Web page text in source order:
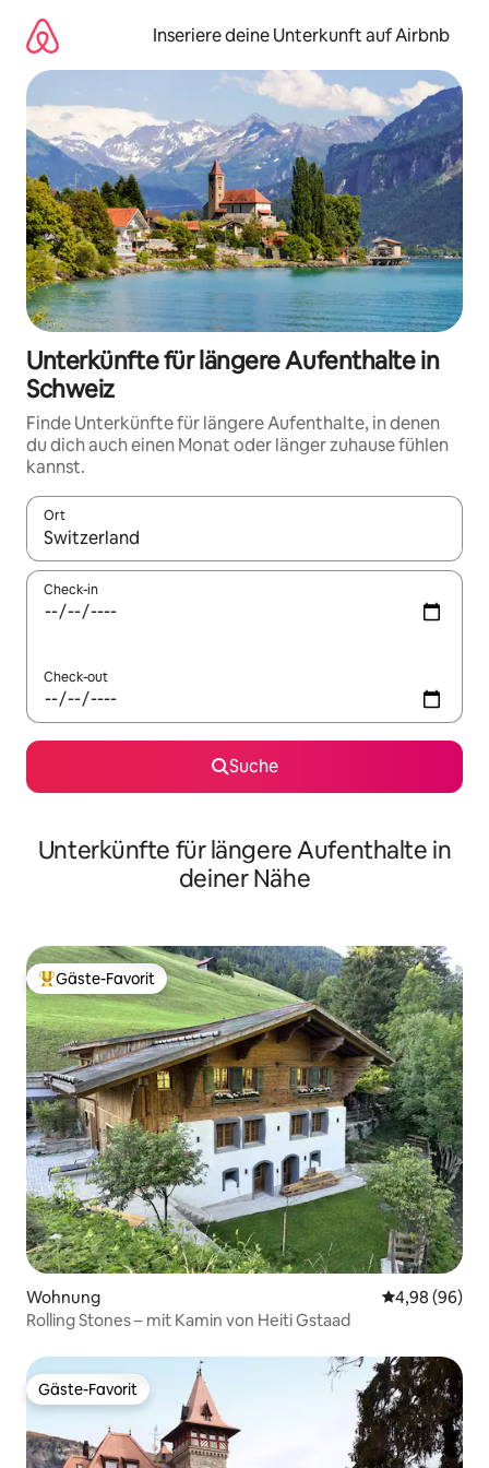
Inhalten
springen
Inseriere deine Unterkunft auf Airbnb
Unterkünfte für längere Aufenthalte in
Schweiz
Finde Unterkünfte für längere Aufenthalte, in denen
du dich auch einen Monat oder länger zuhause fühlen
kannst.
Ort
Wenn Ergebnisse verfügbar sind, navigiere mit den
Check-in
Check-out
Suche
Unterkünfte für längere Aufenthalte in
deiner Nähe
Beliebter Gäste-Favorit.
Gäste-Favorit
Wohnung
4,98 (96)
Rolling Stones – mit Kamin von Heiti Gstaad
Gäste-Favorit
Gäste-Favorit